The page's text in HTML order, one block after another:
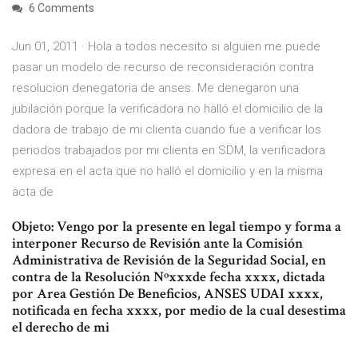
6 Comments
Jun 01, 2011 · Hola a todos necesito si alguien me puede
pasar un modelo de recurso de reconsideración contra
resolucion denegatoria de anses. Me denegaron una
jubilación porque la verificadora no halló el domicilio de la
dadora de trabajo de mi clienta cuando fue a verificar los
periodos trabajados por mi clienta en SDM, la verificadora
expresa en el acta que no halló el domicilio y en la misma
acta de
Objeto: Vengo por la presente en legal tiempo y forma a
interponer Recurso de Revisión ante la Comisión
Administrativa de Revisión de la Seguridad Social, en
contra de la Resolución Nºxxxde fecha xxxx, dictada
por Area Gestión De Beneficios, ANSES UDAI xxxx,
notificada en fecha xxxx, por medio de la cual desestima
el derecho de mi